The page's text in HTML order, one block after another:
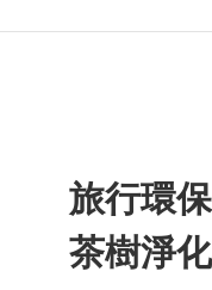
旅行環
茶樹淨